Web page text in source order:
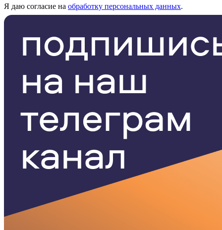
Я даю согласие на обработку персональных данных.